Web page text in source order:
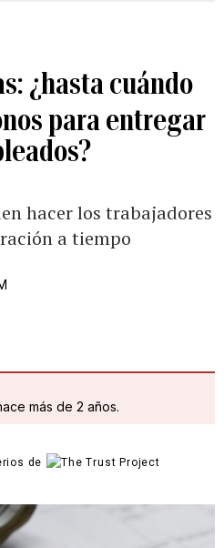
¿hasta cuándo
para entregar
hacer los trabajadores
a tiempo
más de 2 años.
de